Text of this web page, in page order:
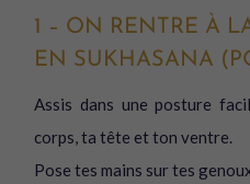
1 – ON RENTRE À
EN SUKHASANA
Assis dans une posture
corps, ta tête et ton ventre.
Pose tes mains sur tes